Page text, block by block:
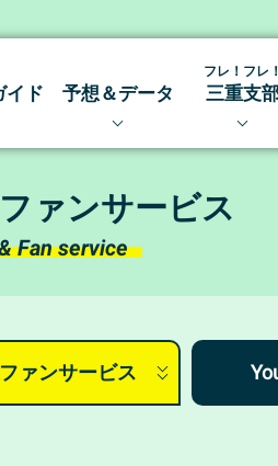
イド
果 〜アーカイブ〜
望・出場予定選手
ガジン
予想＆データ
得点率ランキング
モーター抽選結果・前検
モーターデータ
フレ！フレ
三重支
みえトピ
ァンサービス
Fan service
ァンサービス